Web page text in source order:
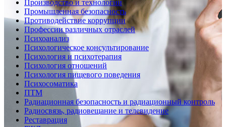
Производство и технологии
Промышленная безопасность
Противодействие коррупции
Профессии различных отраслей
Психоанализ
Психологическое консультирование
Психология и психотерапия
Психология отношений
Психология пищевого поведения
Психосоматика
ПТМ
Радиационная безопасность и радиационный контроль
Радиосвязь, радиовещание и телевидение
Реставрация